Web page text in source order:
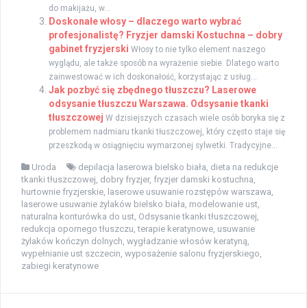
do makijażu, w...
Doskonałe włosy – dlaczego warto wybrać
profesjonalistę? Fryzjer damski Kostuchna – dobry
gabinet fryzjerski Włosy to nie tylko element naszego
wyglądu, ale także sposób na wyrażenie siebie. Dlatego warto
zainwestować w ich doskonałość, korzystając z usług...
Jak pozbyć się zbędnego tłuszczu? Laserowe
odsysanie tłuszczu Warszawa. Odsysanie tkanki
tłuszczowej W dzisiejszych czasach wiele osób boryka się z
problemem nadmiaru tkanki tłuszczowej, który często staje się
przeszkodą w osiągnięciu wymarzonej sylwetki. Tradycyjne...
Uroda depilacja laserowa bielsko biała dieta na redukcje
tkanki tłuszczowej dobry fryzjer, fryzjer damski kostuchna
hurtownie fryzjerskie laserowe usuwanie rozstępów warszawa
laserowe usuwanie żylaków bielsko biała modelowanie ust
naturalna konturówka do ust Odsysanie tkanki tłuszczowej
redukcja opornego tłuszczu ,terapie keratynowe usuwanie
żylaków kończyn dolnych wygładzanie włosów keratyną
wypełnianie ust szczecin wyposażenie salonu fryzjerskiego
zabiegi keratynowe